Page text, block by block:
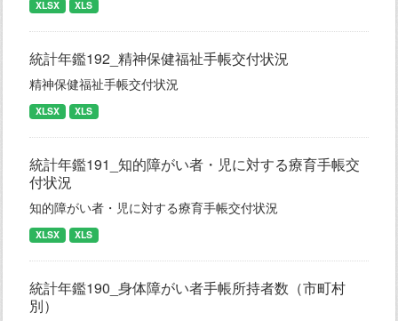
XLSX XLS
統計年鑑192_精神保健福祉手帳交付状況
精神保健福祉手帳交付状況
XLSX XLS
統計年鑑191_知的障がい者・児に対する療育手帳交
付状況
知的障がい者・児に対する療育手帳交付状況
XLSX XLS
統計年鑑190_身体障がい者手帳所持者数（市町村
別）